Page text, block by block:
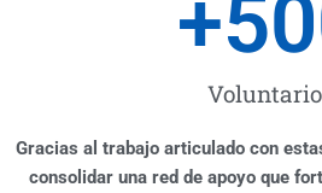
+
Gracias al trabajo articulado con
consolidar una red de apoyo que